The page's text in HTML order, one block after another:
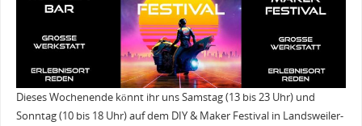
Dieses Wochenende könnt ihr uns Samstag (13 bis 23 Uhr) und
Sonntag (10 bis 18 Uhr) auf dem DIY & Maker Festival in Landsweiler-